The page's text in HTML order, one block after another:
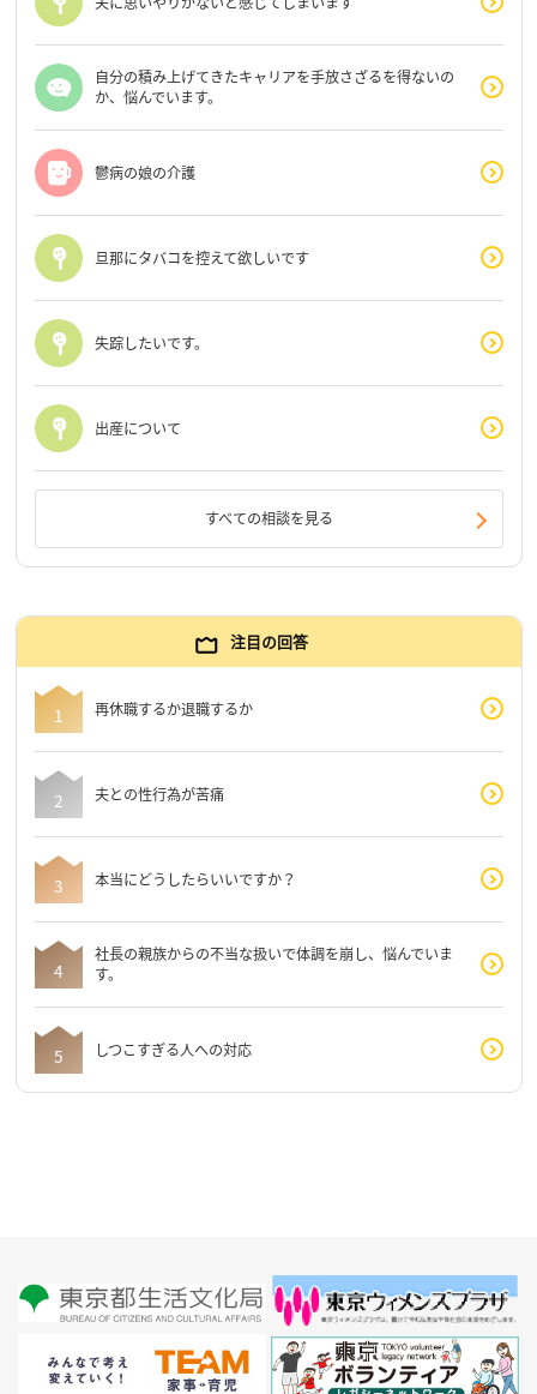
自分の積み上げてきたキャリアを手放さざるを得ないの
か、悩んでいます。
鬱病の娘の介護
旦那にタバコを控えて欲しいです
失踪したいです。
出産について
すべての相談を見る
注目の回答
再休職するか退職するか
夫との性行為が苦痛
本当にどうしたらいいですか？
社長の親族からの不当な扱いで体調を崩し、悩んでいま
す。
しつこすぎる人への対応